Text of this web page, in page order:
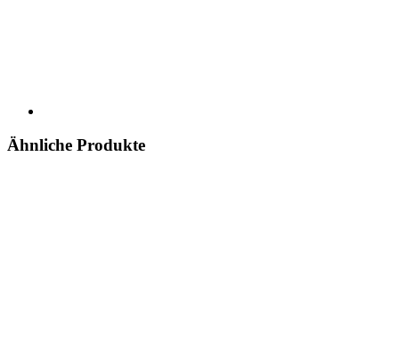
Ähnliche Produkte